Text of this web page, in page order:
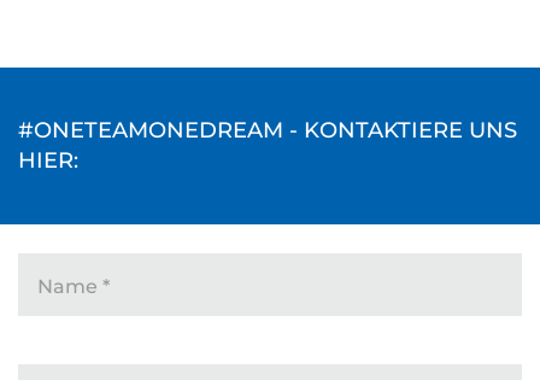
#ONETEAMONEDREAM - KONTAKTIERE UNS
HIER:
Name *